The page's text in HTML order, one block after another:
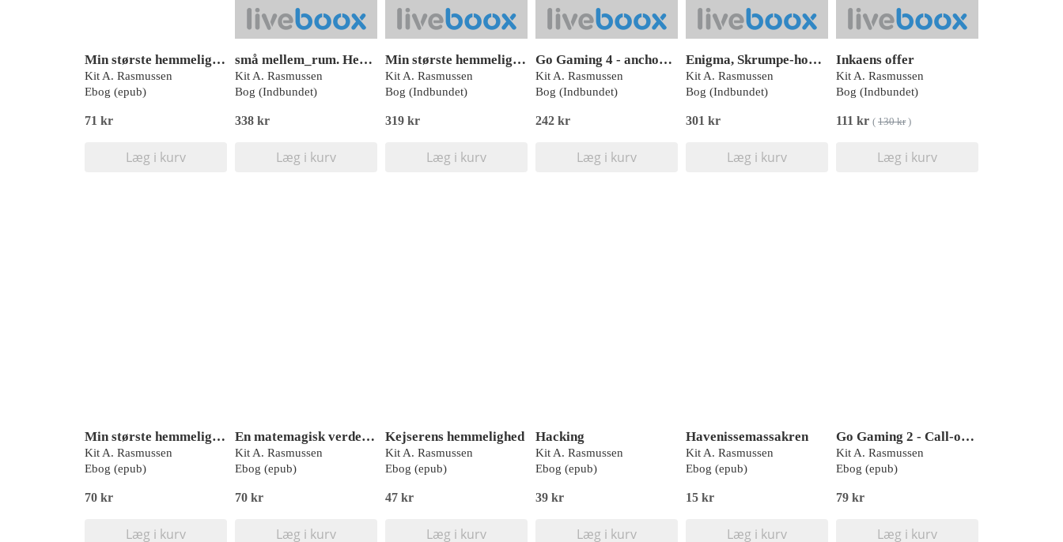
Min største hemmelighed, Astrid, Rød Læseklub
Kit A. Rasmussen
Ebog (epub)
71 kr
Læg i kurv
små mellem_rum. Hegnet
Kit A. Rasmussen
Bog (Indbundet)
338 kr
Læg i kurv
Min største hemmelighed, Sofie, Rød Læseklub
Kit A. Rasmussen
Bog (Indbundet)
319 kr
Læg i kurv
Go Gaming 4 - anchor eller ansvar
Kit A. Rasmussen
Bog (Indbundet)
242 kr
Læg i kurv
Enigma, Skrumpe-hovedet, Blå læseklub
Kit A. Rasmussen
Bog (Indbundet)
301 kr
Læg i kurv
Inkaens offer
Kit A. Rasmussen
Bog (Indbundet)
111 kr ( 130 kr)
Læg i kurv
Min største hemmelighed, Basma, Rød Læseklub
Kit A. Rasmussen
Ebog (epub)
70 kr
Læg i kurv
En matemagisk verden, Blå Læseklub
Kit A. Rasmussen
Ebog (epub)
70 kr
Læg i kurv
Kejserens hemmelighed
Kit A. Rasmussen
Ebog (epub)
47 kr
Læg i kurv
Hacking
Kit A. Rasmussen
Ebog (epub)
39 kr
Læg i kurv
Havenissemassakren
Kit A. Rasmussen
Ebog (epub)
15 kr
Læg i kurv
Go Gaming 2 - Call-outs & karriere
Kit A. Rasmussen
Ebog (epub)
79 kr
Læg i kurv